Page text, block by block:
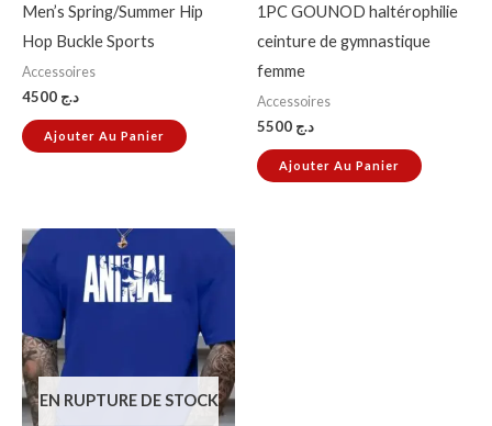
Men’s Spring/Summer Hip
Hop Buckle Sports
Accessoires
د.ج
Ajouter Au Panier
1PC GOUNOD haltérophilie
ceinture de gymnastique
femme
Accessoires
د.ج
Ajouter Au Panier
EN RUPTURE DE STOCK